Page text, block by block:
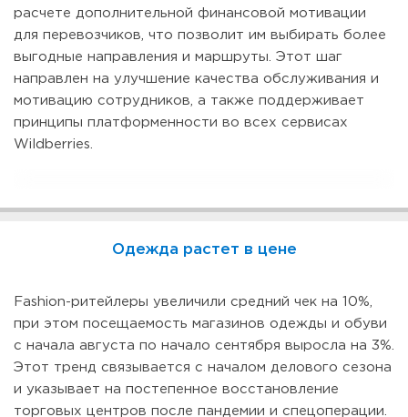
расчете дополнительной финансовой мотивации
для перевозчиков, что позволит им выбирать более
выгодные направления и маршруты. Этот шаг
направлен на улучшение качества обслуживания и
мотивацию сотрудников, а также поддерживает
принципы платформенности во всех сервисах
Wildberries.
Одежда растет в цене
Fashion-ритейлеры увеличили средний чек на 10%,
при этом посещаемость магазинов одежды и обуви
с начала августа по начало сентября выросла на 3%.
Этот тренд связывается с началом делового сезона
и указывает на постепенное восстановление
торговых центров после пандемии и спецоперации.